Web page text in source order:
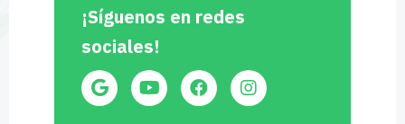
¡Síguenos en redes
sociales!